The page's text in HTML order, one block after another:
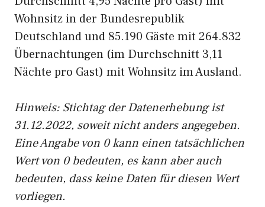
Wohnsitz in der Bundesrepublik
Deutschland und 85.190 Gäste mit 264.832
Übernachtungen (im Durchschnitt 3,11
Nächte pro Gast) mit Wohnsitz im Ausland.
Hinweis: Stichtag der Datenerhebung ist
31.12.2022, soweit nicht anders angegeben.
Eine Angabe von 0 kann einen tatsächlichen
Wert von 0 bedeuten, es kann aber auch
bedeuten, dass keine Daten für diesen Wert
vorliegen.